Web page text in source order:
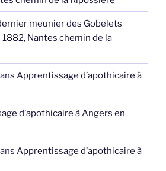
meunier des Gobelets
Nantes chemin de la
Apprentissage d’apothicaire à
d’apothicaire à Angers en
Apprentissage d’apothicaire à